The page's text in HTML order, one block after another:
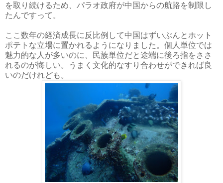
を取り続けるため、パラオ政府が中国からの航路を制限し
たんですって。
ここ数年の経済成長に反比例して中国はずいぶんとホット
ポテトな立場に置かれるようになりました。個人単位では
魅力的な人が多いのに、民族単位だと途端に後ろ指をささ
れるのが悔しい。うまく文化的なすり合わせができれば良
いのだけれども。